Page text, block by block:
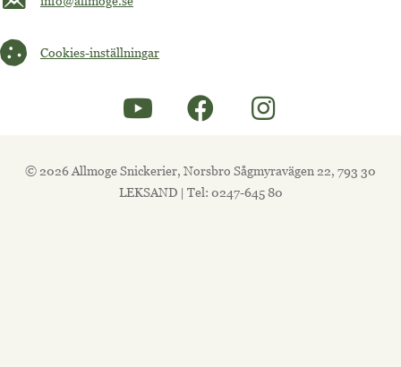
Cookies-inställningar
Cookies-inställningar
© 2026 Allmoge Snickerier, Norsbro Sågmyravägen 22, 793 30
LEKSAND | Tel: 0247-645 80